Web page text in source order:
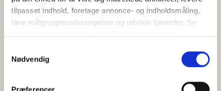
tilpasset indhold, foretage annonce- og indholdsmåling,
lave målgruppeundersøgelser og udvikle tjenester. Se
tilbage eller ændre indstillinger fra vores
"Cookiedeklaration", eller ved at trykke på "Privacy
Nødvendig
Præferencer
TV
Kaffemaskine/elkedel